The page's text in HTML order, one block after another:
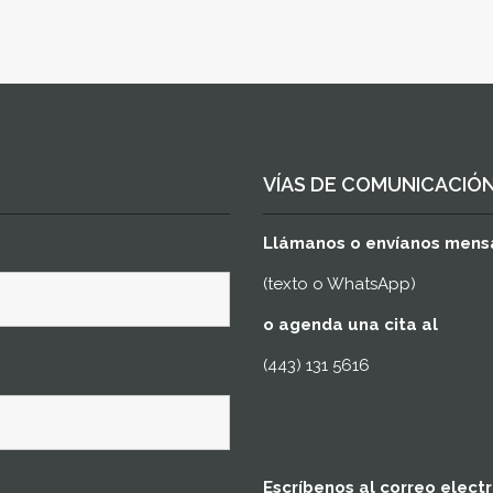
VÍAS DE
Llámanos o envíanos
(texto o WhatsApp)
o agenda una cita al
(443) 131 5616
Escríbenos al correo